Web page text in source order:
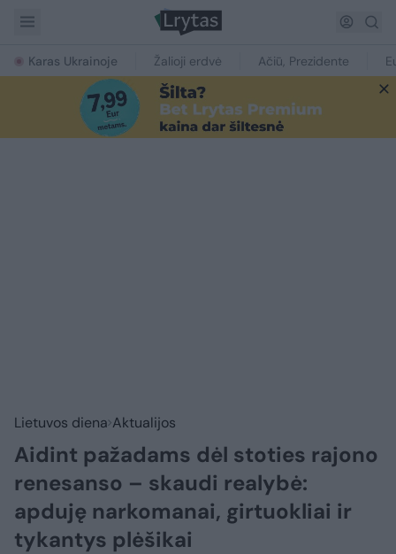
Karas Ukrainoje Žalioji erdvė Ačiū, Prezidente
Lietuvos diena Aktualijos
Aidint pažadams dėl stoties rajono
renesanso – skaudi realybė:
apduję narkomanai, girtuokliai ir
tykantys plėšikai